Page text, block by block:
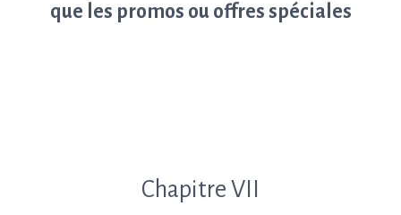
que les promos ou offres spéciales
Chapitre VII